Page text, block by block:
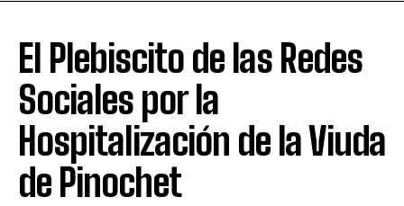
El Plebiscito de las Redes
Sociales por la
Hospitalización de la Viuda
de Pinochet